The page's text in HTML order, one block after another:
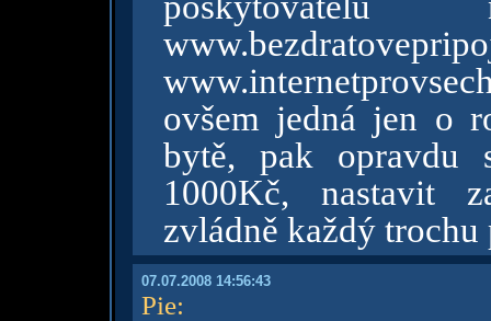
ovšem jedná jen o
bytě, pak opravdu
1000Kč, nastavit
zvládně každý
07.07.2008 14:56:43
Pie: